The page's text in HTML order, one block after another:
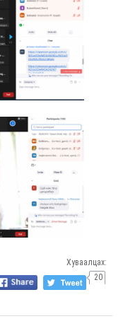
Хуваалцах:
20